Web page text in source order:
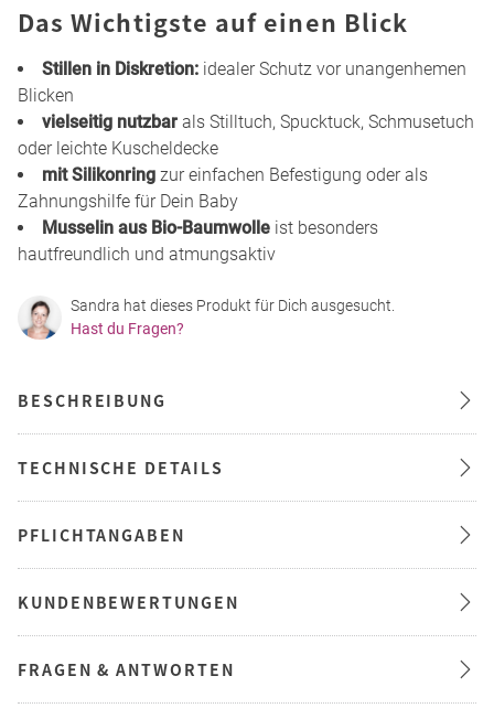
Das Wichtigste auf einen Blick
Stillen in Diskretion: idealer Schutz vor unangenhemen
Blicken
vielseitig nutzbar als Stilltuch, Spucktuck, Schmusetuch
oder leichte Kuscheldecke
mit Silikonring zur einfachen Befestigung oder als
Zahnungshilfe für Dein Baby
Musselin aus Bio-Baumwolle ist besonders
hautfreundlich und atmungsaktiv
Sandra hat dieses Produkt für Dich ausgesucht.
Hast du Fragen?
BESCHREIBUNG
TECHNISCHE DETAILS
PFLICHTANGABEN
KUNDENBEWERTUNGEN
FRAGEN & ANTWORTEN